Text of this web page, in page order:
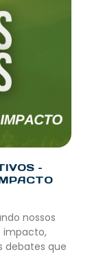
–
nossos
impacto,
debates que